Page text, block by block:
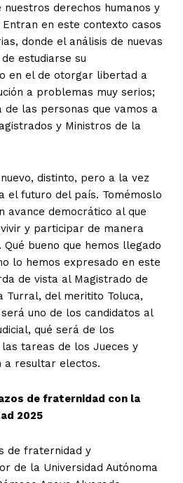
derechos humanos y
en este contexto casos
donde el análisis de nuevas
estudiarse su
en el de otorgar libertad a
a problemas muy serios;
las personas que vamos a
y Ministros de la
distinto, pero a la vez
el futuro del país. Tomémoslo
avance democrático al que
y participar de manera
bueno que hemos llegado
lo hemos expresado en este
de vista al Magistrado de
Turral, del meritito Toluca,
uno de los candidatos al
qué será de los
tareas de los Jueces y
a resultar electos.
de fraternidad con la
2025
de fraternidad y
de la Universidad Autónoma